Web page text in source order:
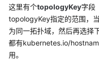
-
这里有个topologyKey字段
topologyKey指定的范围，
为同一拓扑域，然后再选择
都有kubernetes.io/
用。